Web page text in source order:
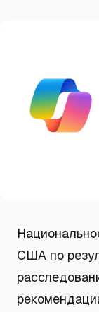
США по